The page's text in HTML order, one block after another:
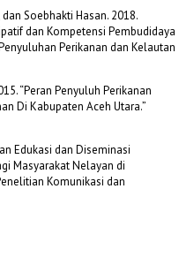
Soebhakti Hasan. 2018.
dan Kompetensi Pembudidaya
Perikanan dan Kelautan
“Peran Penyuluh Perikanan
Di Kabupaten Aceh Utara.”
Edukasi dan Diseminasi
Masyarakat Nelayan di
Komunikasi dan